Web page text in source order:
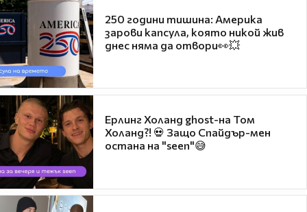
250 години тишина: Америка
зарови капсула, която никой жив
днес няма да отвори👀💥
Ерлинг Холанд ghost-на Том
Холанд?! 💀 Защо Спайдър-мен
остана на "seen"😅